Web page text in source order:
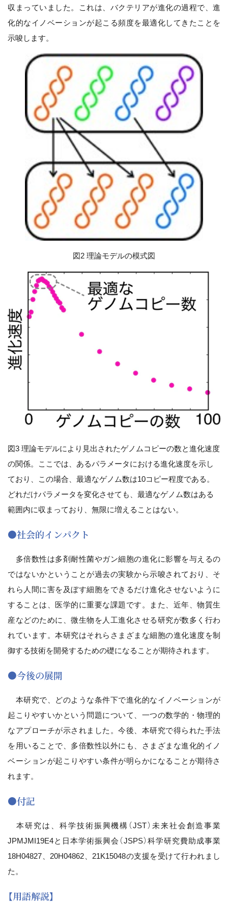
収まっていました。これは、バクテリアが進化の過程で、進
化的なイノベーションが起こる頻度を最適化してきたことを
示唆します。
図2 理論モデルの模式図
図3 理論モデルにより見出されたゲノムコピーの数と進化速度
の関係。ここでは、あるパラメータにおける進化速度を示し
ており、この場合、最適なゲノム数は10コピー程度である。
どれだけパラメータを変化させても、最適なゲノム数はある
範囲内に収まっており、無限に増えることはない。
●社会的インパクト
多倍数性は多剤耐性菌やガン細胞の進化に影響を与えるの
ではないかということが過去の実験から示唆されており、そ
れら人間に害を及ぼす細胞をできるだけ進化させないように
することは、医学的に重要な課題です。また、近年、物質生
産などのために、微生物を人工進化させる研究が数多く行わ
れています。本研究はそれらさまざまな細胞の進化速度を制
御する技術を開発するための礎になることが期待されます。
●今後の展開
本研究で、どのような条件下で進化的なイノベーションが
起こりやすいかという問題について、一つの数学的・物理的
なアプローチが示されました。今後、本研究で得られた手法
を用いることで、多倍数性以外にも、さまざまな進化的イノ
ベーションが起こりやすい条件が明らかになることが期待さ
れます。
●付記
本研究は、科学技術振興機構（JST）未来社会創造事業
JPMJMI19E4と日本学術振興会（JSPS）科学研究費助成事業
18H04827、20H04862、21K15048の支援を受けて行われまし
た。
【用語解説】